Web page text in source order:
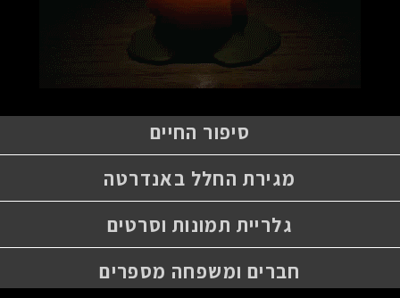
סיפור החיים
מגירת החלל באנדרטה
גלריית תמונות וסרטים
חברים ומשפחה מספרים